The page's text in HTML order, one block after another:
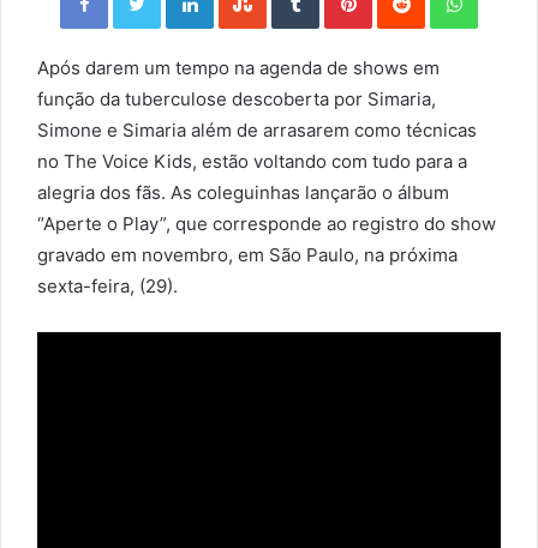
Após darem um tempo na agenda de shows em
função da tuberculose descoberta por Simaria,
Simone e Simaria além de arrasarem como técnicas
no The Voice Kids, estão voltando com tudo para a
alegria dos fãs. As coleguinhas lançarão o álbum
“Aperte o Play”, que corresponde ao registro do show
gravado em novembro, em São Paulo, na próxima
sexta-feira, (29).